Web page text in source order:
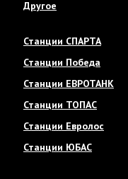
Другое
Станции СПАРТА
Станции Победа
Станции ЕВРОТАНК
Станции ТОПАС
Станции Евролос
Станции ЮБАС